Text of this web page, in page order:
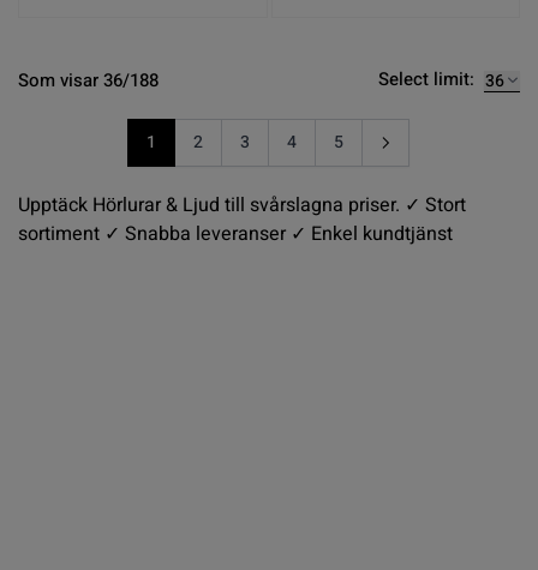
Som visar 36/188
You're currently reading page
1 Sida
2 Sida
3 Sida
4 Sida
5
Select limit:
Upptäck Hörlurar & Ljud till svårslagna priser. ✓ Stort
sortiment ✓ Snabba leveranser ✓ Enkel kundtjänst